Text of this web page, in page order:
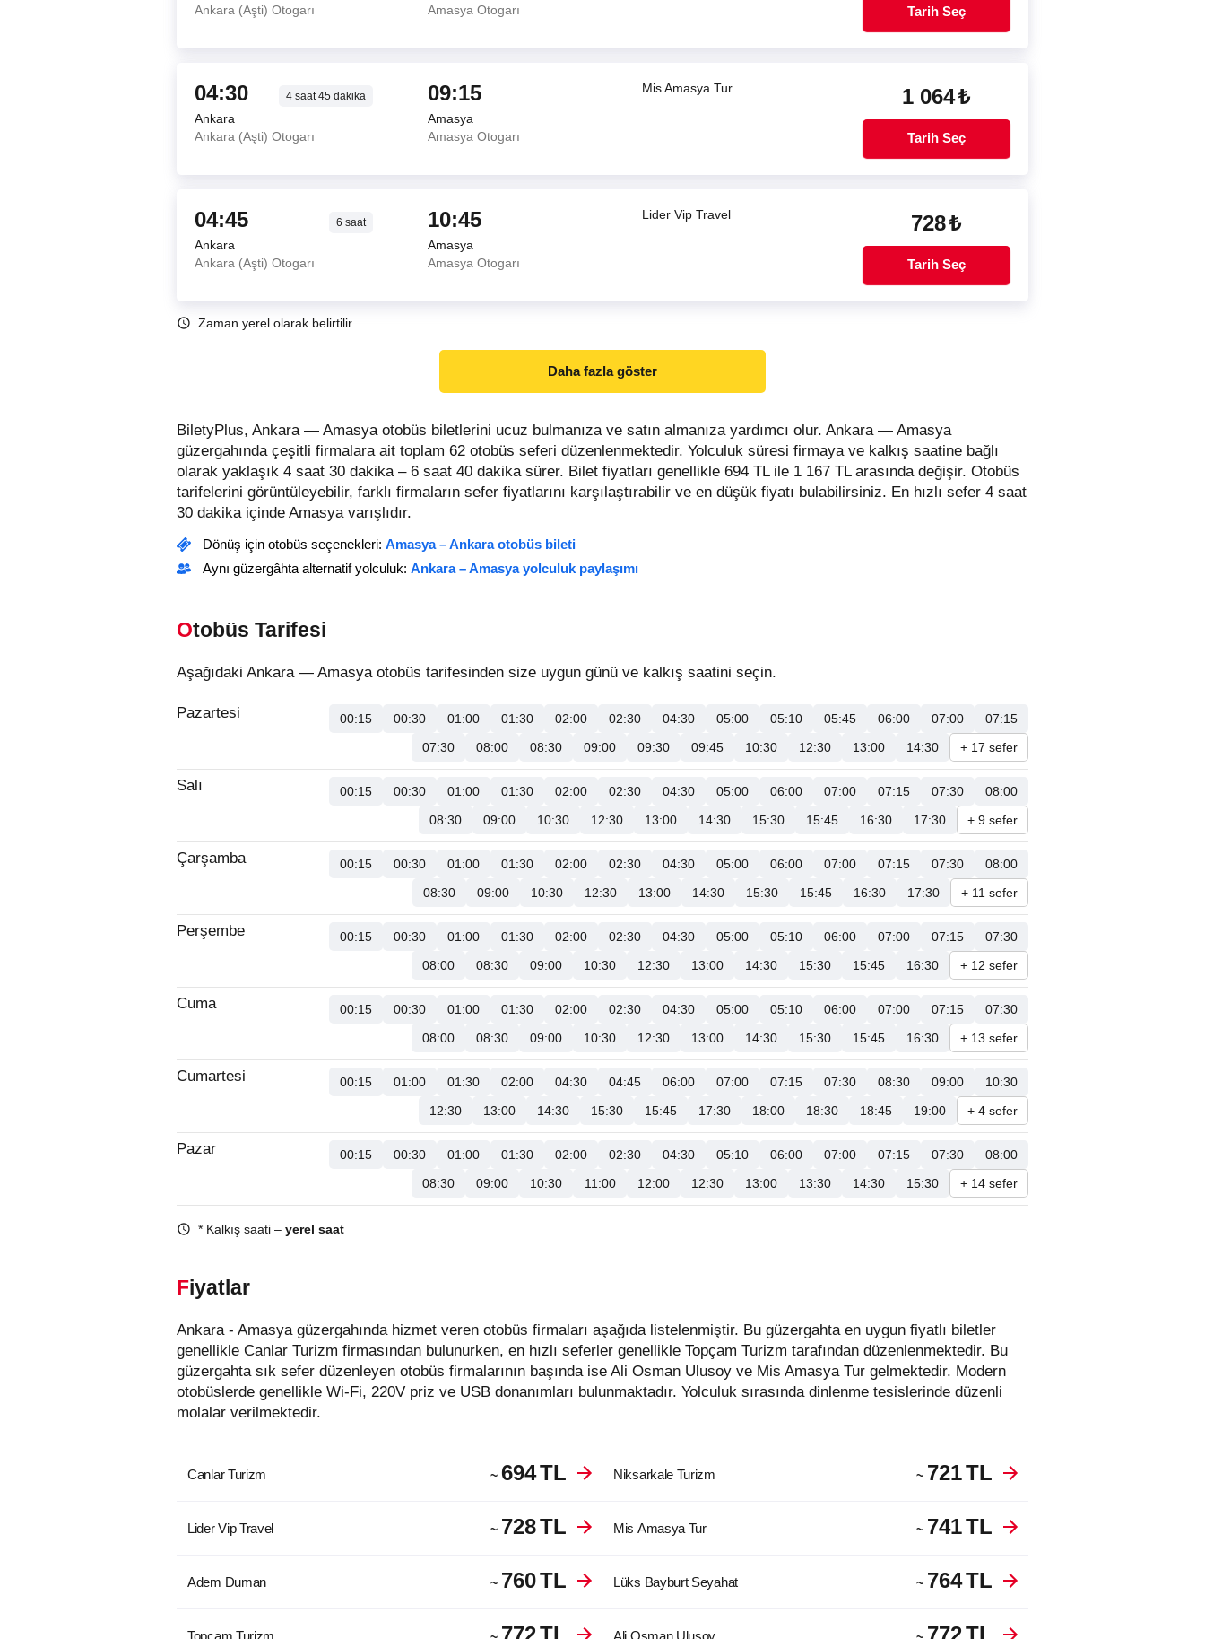
Ankara (Aşti) Otogarı
Amasya Otogarı
Tarih Seç
04:30 4 saat45 dakika
Ankara
Ankara (Aşti) Otogarı
09:15
Amasya
Amasya Otogarı
Mis Amasya Tur 1 064₺
Tarih Seç
04:45 6 saat
Ankara
Ankara (Aşti) Otogarı
10:45
Amasya
Amasya Otogarı
Lider Vip Travel 728₺
Tarih Seç
Zaman yerel olarak belirtilir.
Daha fazla göster
BiletyPlus, Ankara — Amasya otobüs biletlerini ucuz bulmanıza ve satın almanıza yardımcı olur. Ankara — Amasya
güzergahında çeşitli firmalara ait toplam 62 otobüs seferi düzenlenmektedir. Yolculuk süresi firmaya ve kalkış saatine bağlı
olarak yaklaşık 4 saat 30 dakika – 6 saat 40 dakika sürer. Bilet fiyatları genellikle 694 TL ile 1 167 TL arasında değişir. Otobüs
tarifelerini görüntüleyebilir, farklı firmaların sefer fiyatlarını karşılaştırabilir ve en düşük fiyatı bulabilirsiniz. En hızlı sefer 4 saat
30 dakika içinde Amasya varışlıdır.
Dönüş için otobüs seçenekleri: Amasya – Ankara otobüs bileti
Aynı güzergâhta alternatif yolculuk: Ankara – Amasya yolculuk paylaşımı
Otobüs Tarifesi
Aşağıdaki Ankara — Amasya otobüs tarifesinden size uygun günü ve kalkış saatini seçin.
Pazartesi 00:15 00:30 01:00 01:30 02:00 02:30 04:30 05:00 05:10 05:45 06:00 07:00
07:15
07:30
08:00 08:30 09:00 09:30 09:45 10:30 12:30 13:00 14:30 + 17 sefer
Salı 00:15 00:30 01:00 01:30 02:00 02:30 04:30 05:00 06:00 07:00 07:15 07:30
08:00
08:30
09:00 10:30 12:30 13:00 14:30 15:30 15:45 16:30 17:30 + 9 sefer
Çarşamba 00:15 00:30 01:00 01:30 02:00 02:30 04:30 05:00 06:00 07:00 07:15 07:30
08:00
08:30
09:00 10:30 12:30 13:00 14:30 15:30 15:45 16:30 17:30 + 11 sefer
Perşembe 00:15 00:30 01:00 01:30 02:00 02:30 04:30 05:00 05:10 06:00 07:00 07:15
07:30
08:00
08:30 09:00 10:30 12:30 13:00 14:30 15:30 15:45 16:30 + 12 sefer
Cuma 00:15 00:30 01:00 01:30 02:00 02:30 04:30 05:00 05:10 06:00 07:00 07:15
07:30
08:00
08:30 09:00 10:30 12:30 13:00 14:30 15:30 15:45 16:30 + 13 sefer
Cumartesi 00:15 01:00 01:30 02:00 04:30 04:45 06:00 07:00 07:15 07:30 08:30 09:00
10:30
12:30
13:00 14:30 15:30 15:45 17:30 18:00 18:30 18:45 19:00 + 4 sefer
Pazar 00:15 00:30 01:00 01:30 02:00 02:30 04:30 05:10 06:00 07:00 07:15 07:30
08:00
08:30
09:00 10:30 11:00 12:00 12:30 13:00 13:30 14:30 15:30 + 14 sefer
* Kalkış saati – yerel saat
Fiyatlar
Ankara - Amasya güzergahında hizmet veren otobüs firmaları aşağıda listelenmiştir. Bu güzergahta en uygun fiyatlı biletler
genellikle Canlar Turizm firmasından bulunurken, en hızlı seferler genellikle Topçam Turizm tarafından düzenlenmektedir. Bu
güzergahta sık sefer düzenleyen otobüs firmalarının başında ise Ali Osman Ulusoy ve Mis Amasya Tur gelmektedir. Modern
otobüslerde genellikle Wi-Fi, 220V priz ve USB donanımları bulunmaktadır. Yolculuk sırasında dinlenme tesislerinde düzenli
molalar verilmektedir.
Canlar Turizm ~ 694TL Niksarkale Turizm ~ 721TL
Lider Vip Travel ~ 728TL Mis Amasya Tur ~ 741TL
Adem Duman ~ 760TL Lüks Bayburt Seyahat ~ 764TL
Topçam Turizm 772TL Ali Osman Ulusoy 772TL